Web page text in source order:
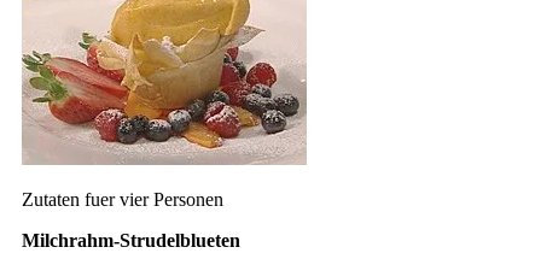
Zutaten fuer vier Personen
Milchrahm-Strudelblueten